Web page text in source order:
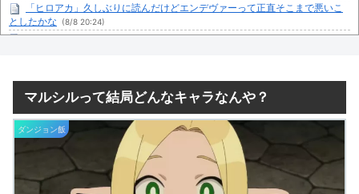
「ヒロアカ」久しぶりに読んだけどエンデヴァーって正直そこまで悪いこ
としたかな
(8/8 20:24)
XBOX Series S、29,980円だったはずが値上げを繰り返し約10万円弱
態に (8/8 20:05)
専門家「シンギュラリティは来ない」これマジ？ (8/8 20:04)
自分の中から「めんどくさい」を排除したい (8/8 20:04)
【急募】作中最強だと思ったのにアッサリ死んだキャラ←誰そうぞうし
(8/8 20:02)
【画像】有志によって最強の「美少女ゲームランキング」が発表！!！ あ
の名作も
マルシルって結局どんなキャラなんや？
ダンジョン飯